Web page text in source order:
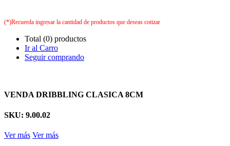
(*)Recuerda ingresar la cantidad de productos que deseas cotizar
Total (0) productos
Ir al Carro
Seguir comprando
VENDA DRIBBLING CLASICA 8CM
SKU: 9.00.02
Ver más Ver más